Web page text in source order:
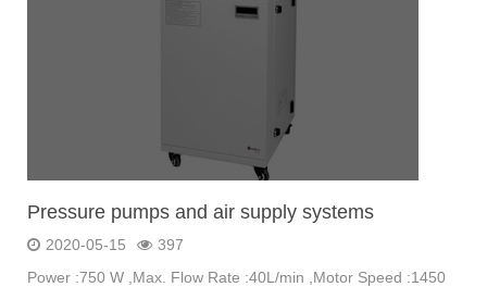
Pressure pumps and air supply systems
2020-05-15
397
Power :750 W ,Max. Flow Rate :40L/min ,Motor Speed :1450